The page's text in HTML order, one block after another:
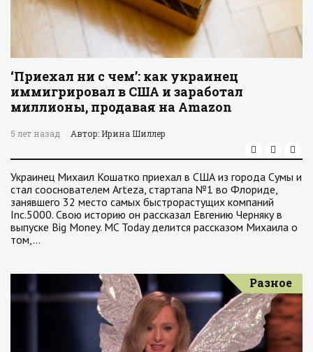
‘Приехал ни с чем’: как украинец
иммигрировал в США и заработал
миллионы, продавая на Amazon
5 лет назад Автор: Ирина Шиллер
Украинец Михаил Кошатко приехал в США из города Сумы и
стал сооснователем Arteza, стартапа №1 во Флориде,
занявшего 32 место самых быстрорастущих компаний
Inc.5000. Свою историю он рассказал Евгению Черняку в
выпуске Big Money. MC Today делится рассказом Михаила о
том,…
Разное